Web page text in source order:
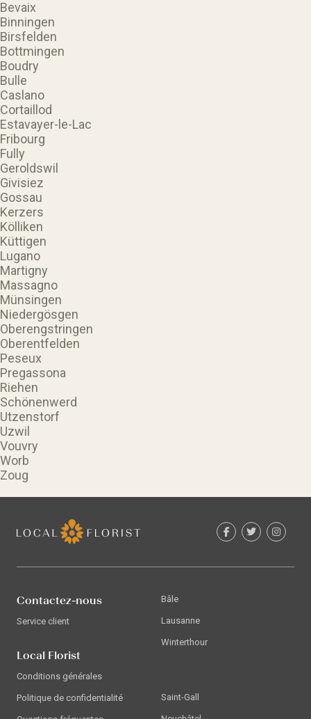
Bevaix
Binningen
Birsfelden
Bottmingen
Boudry
Bulle
Caslano
Cortaillod
Estavayer-le-Lac
Fribourg
Fully
Geroldswil
Givisiez
Gossau
Kerzers
Kölliken
Küttigen
Lugano
Martigny
Massagno
Münsingen
Niedergösgen
Oberengstringen
Oberentfelden
Peseux
Pregassona
Riehen
Schönenwerd
Utzenstorf
Uzwil
Vouvry
Worb
Zoug
Contactez-nous
Service client
Local Florist
Conditions générales
Politique de confidentialité
Bâle
Lausanne
Winterthour
Saint-Gall